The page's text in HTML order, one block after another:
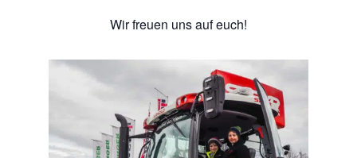
Wir freuen uns auf euch!